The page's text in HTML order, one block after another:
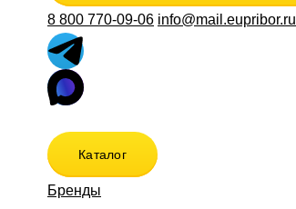
8 800 770-09-06 info@mail.eupribor.ru
Каталог
Бренды